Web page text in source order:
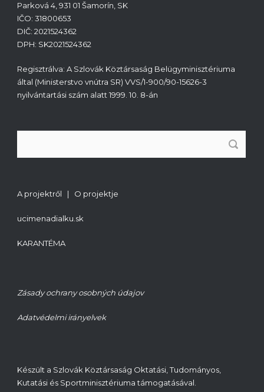
Parková 4, 931 01 Šamorín, SK
IČO: 31800653
DIČ: 2021524362
DPH: SK2021524362
Regisztrálva: A Szlovák Köztársaság Belügyminisztériuma
által (Ministerstvo vnútra SR) VVS/1-900/90-15626-3
nyilvántartási szám alatt 1999. 10. 8-án
A projektről | O projektje
ucimenadialku.sk
KARANTÉMA
Zásady ochrany osobných údajov
Adatvédelmi irányelvek
Készült a Szlovák Köztársaság Oktatási, Tudományos,
Kutatási és Sportminisztériuma támogatásával.